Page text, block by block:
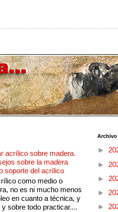
acrílico sobre madera.
sobre la madera
soporte del acrílico
como medio o
no es ni mucho menos
en cuanto a técnica, y
sobre todo practicar....
►
►
►
►
►